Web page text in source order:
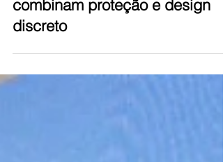
Telas mosquiteiras da Teknibraz
combinam proteção e design
discreto